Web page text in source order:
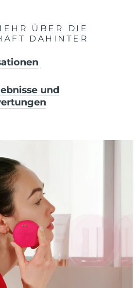
ÜBER DIE
DAHINTER
und